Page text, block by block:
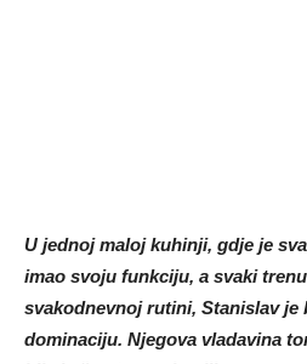
U jednoj maloj kuhinji, gdje je
imao svoju funkciju, a svaki
svakodnevnoj rutini, Stanislav je
dominaciju. Njegova vladavina